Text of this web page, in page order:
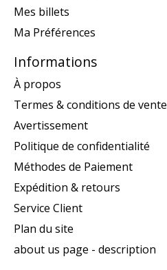
Mes billets
Ma Préférences
Informations
À propos
Termes & conditions de vente
Avertissement
Politique de confidentialité
Méthodes de Paiement
Expédition & retours
Service Client
Plan du site
about us page - description